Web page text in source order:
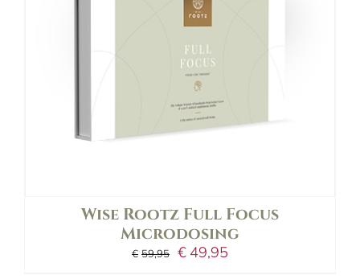
details
Wise Rootz Full Focus
Microdosing
€ 59,95
Oorspronkelijke
€ 49,95